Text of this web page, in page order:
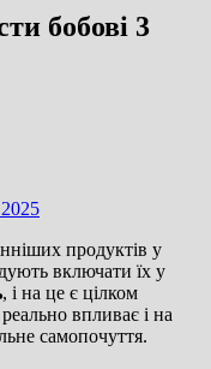
бобові 3
продуктів у
включати їх у
, і на це є цілком
впливає і на
самопочуття.